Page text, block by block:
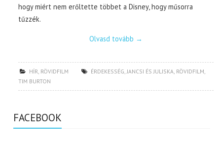
hogy miért nem erőltette többet a Disney, hogy műsorra
tűzzék.
Olvasd tovább →
HÍR, RÖVIDFILM ÉRDEKESSÉG,JANCSI ÉS JULISKA, RÖVIDFILM,
TIM BURTON
FACEBOOK